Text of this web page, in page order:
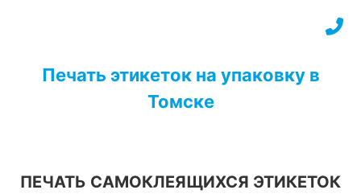
Печать этикеток на упаковку в
Томске
ПЕЧАТЬ САМОКЛЕЯЩИХСЯ ЭТИКЕТОК